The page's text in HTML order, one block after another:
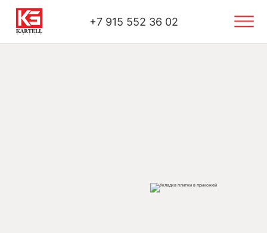
+7 915 552 36 02